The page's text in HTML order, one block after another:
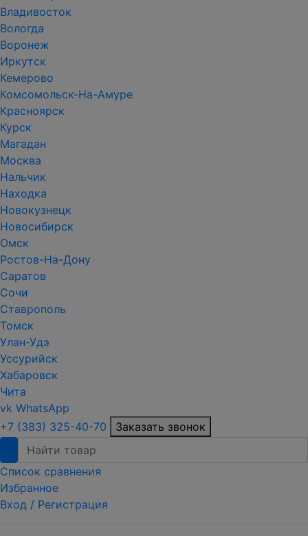
Владивосток
Вологда
Воронеж
Иркутск
Кемерово
Комсомольск-На-Амуре
Красноярск
Курск
Магадан
Москва
Нальчик
Находка
Новокузнецк
Новосибирск
Омск
Ростов-На-Дону
Саратов
Сочи
Ставрополь
Томск
Улан-Удэ
Уссурийск
Хабаровск
Чита
vk WhatsApp
+7 (383) 325-40-70
Заказать звонок
Список сравнения
Избранное
Вход / Регистрация